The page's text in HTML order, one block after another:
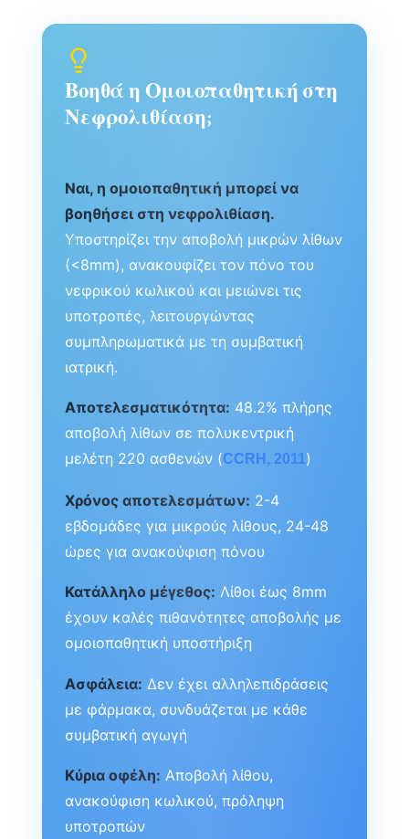
Βοηθά η Ομοιοπαθητική στη
Νεφρολιθίαση;
Ναι, η ομοιοπαθητική μπορεί να
βοηθήσει στη νεφρολιθίαση.
Υποστηρίζει την αποβολή μικρών λίθων
(<8mm), ανακουφίζει τον πόνο του
νεφρικού κωλικού και μειώνει τις
υποτροπές, λειτουργώντας
συμπληρωματικά με τη συμβατική
ιατρική.
Αποτελεσματικότητα: 48.2% πλήρης
αποβολή λίθων σε πολυκεντρική
μελέτη 220 ασθενών (CCRH, 2011)
Χρόνος αποτελεσμάτων: 2-4
εβδομάδες για μικρούς λίθους, 24-48
ώρες για ανακούφιση πόνου
Κατάλληλο μέγεθος: Λίθοι έως 8mm
έχουν καλές πιθανότητες αποβολής με
ομοιοπαθητική υποστήριξη
Ασφάλεια: Δεν έχει αλληλεπιδράσεις
με φάρμακα, συνδυάζεται με κάθε
συμβατική αγωγή
Κύρια οφέλη: Αποβολή λίθου,
ανακούφιση κωλικού, πρόληψη
υποτροπών